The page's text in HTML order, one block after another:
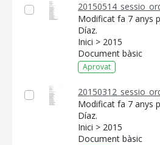
Modificat fa 7 anys
Díaz.
Inici > 2015
Document bàsic
Aprovat
Modificat fa 7 anys
Díaz.
Inici > 2015
Document bàsic